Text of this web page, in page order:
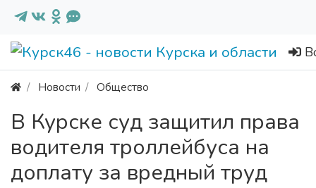
Новости Общество
В Курске суд защитил права
водителя троллейбуса на
доплату за вредный труд